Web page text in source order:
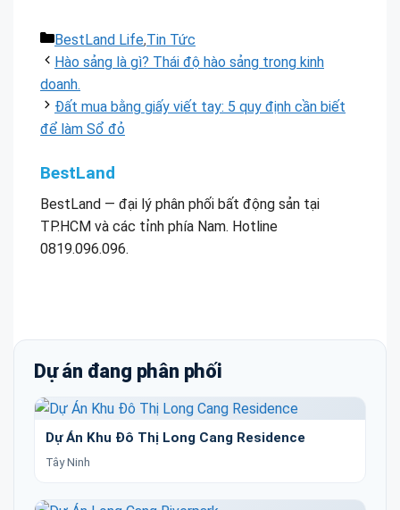
Danh
mục
BestLand Life,Tin Tức
Hào sảng là gì? Thái độ hào sảng trong kinh
doanh.
Đất mua bằng giấy viết tay: 5 quy định cần biết
để làm Sổ đỏ
BestLand
BestLand — đại lý phân phối bất động sản tại
TP.HCM và các tỉnh phía Nam. Hotline
0819.096.096.
Dự án đang phân phối
Dự Án Khu Đô Thị Long Cang Residence
Tây Ninh